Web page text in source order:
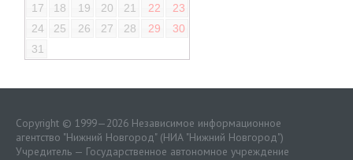
17
18 19 20 21 22
23
24
25 26 27 28 29
30
31
Copyright © 1999—2026 Независимое информационное
агентство "Нижний Новгород" (НИА "Нижний Новгород")
Учредитель — Государственное автономное учреждение